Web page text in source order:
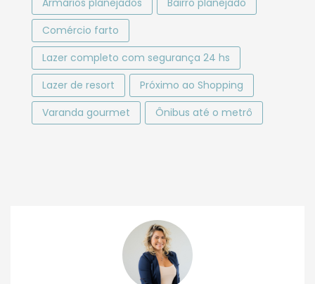
Comércio farto
Lazer completo com segurança 24 hs
Lazer de resort
Próximo ao Shopping
Varanda gourmet
Ônibus até o metrô